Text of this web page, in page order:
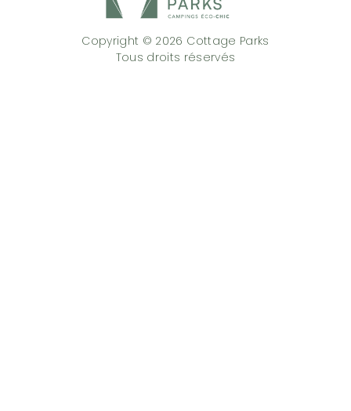
Copyright © 2026 Cottage Parks
Tous droits réservés